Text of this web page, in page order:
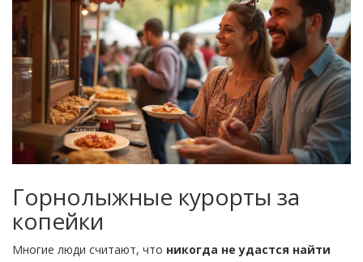
Горнолыжные курорты за
копейки
Многие люди считают, что никогда не удастся найти